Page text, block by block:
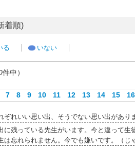
着順)
る いない
件中）
7 8 9 10 11 12 13 14 15 16
ぞれいい思い出、そうでない思い出があり
に残っている先生がいます。今と違って
は忘れられません。今でも嫌いです。（じ